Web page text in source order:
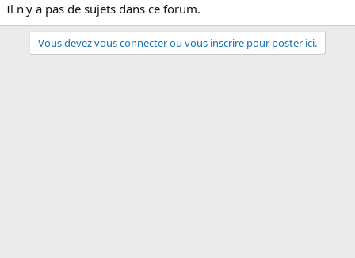
Il n'y a pas de sujets dans ce forum.
Vous devez vous connecter ou vous inscrire pour poster ici.